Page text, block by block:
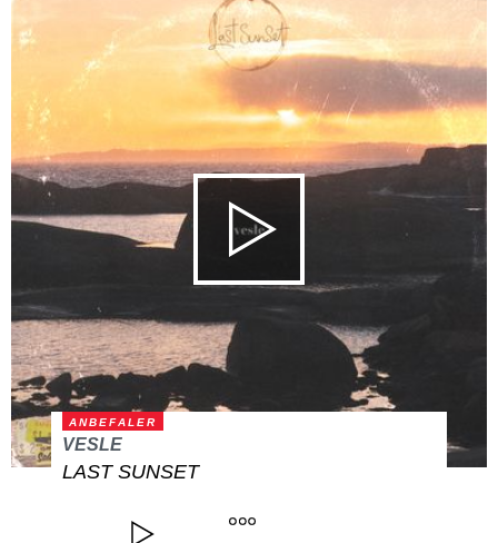
ANBEFALER
VESLE
LAST SUNSET